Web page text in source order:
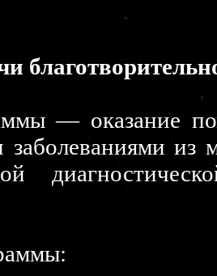
— оказание
заболеваниями